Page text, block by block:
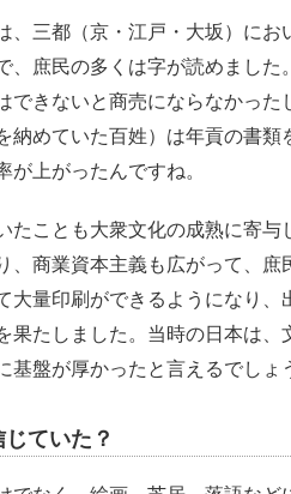
、三都（京・江戸・大坂）に
、庶民の多くは字が読めました
できないと商売にならなかっ
納めていた百姓）は年貢の書類
上がったんですね。
たことも大衆文化の成熟に寄
、商業資本主義も広がって、
大量印刷ができるようになり
果たしました。当時の日本は
盤が厚かったと言えるでしょ
ていた？